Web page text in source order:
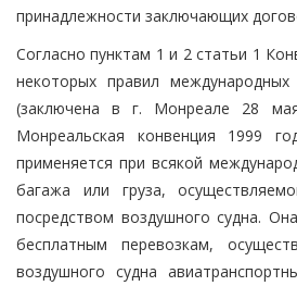
принадлежности заключающих
Согласно пунктам 1 и 2 статьи 1
некоторых правил
(заключена в г. Монреале 28
Монреальская конвенция 1999
применяется при всякой
багажа или груза,
посредством воздушного судна.
бесплатным перевозкам,
воздушного судна